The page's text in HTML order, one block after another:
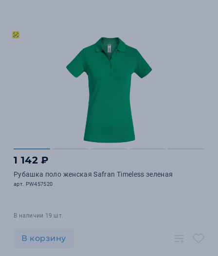
1 142 ₽
Рубашка поло женская Safran Timeless зеленая
арт. PW457520
В наличии 19 шт.
В корзину